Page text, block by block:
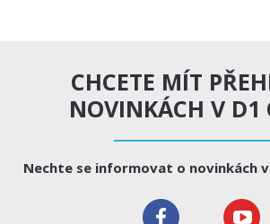
CHCETE MÍT
NOVINKÁCH V D1
Nechte se informovat o novinkách